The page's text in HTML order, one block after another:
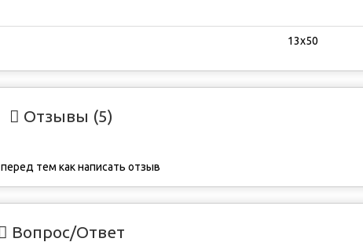
13х50
Отзывы (5)
перед тем как написать отзыв
Вопрос/Ответ